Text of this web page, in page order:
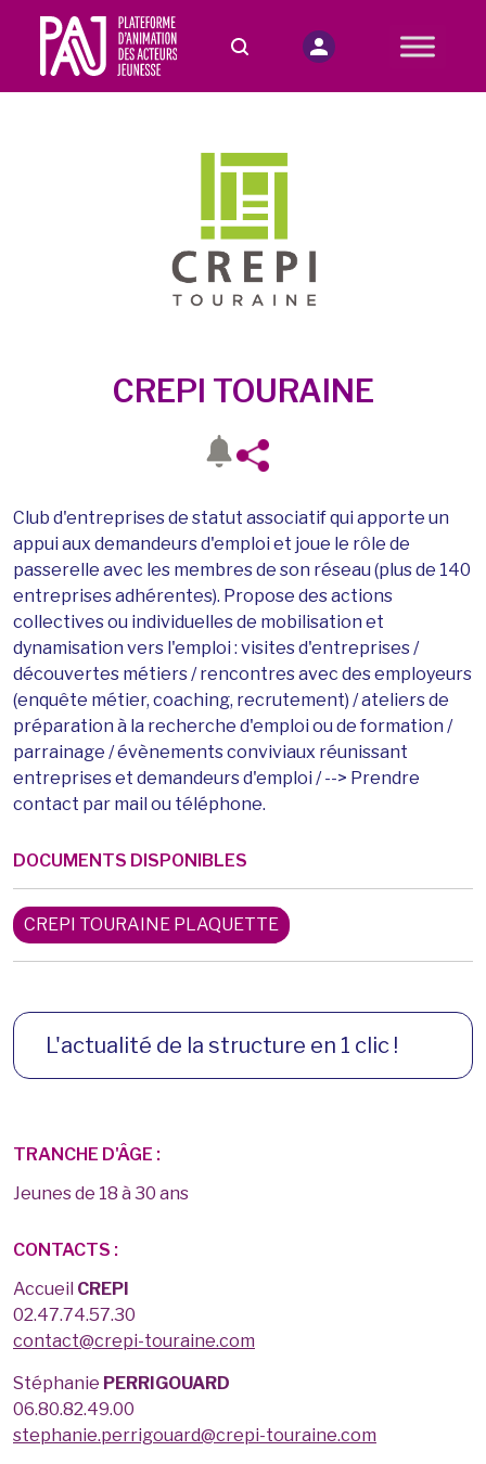
CREPI TOURAINE
Club d'entreprises de statut associatif qui apporte un
appui aux demandeurs d'emploi et joue le rôle de
passerelle avec les membres de son réseau (plus de 140
entreprises adhérentes). Propose des actions
collectives ou individuelles de mobilisation et
dynamisation vers l'emploi : visites d'entreprises /
découvertes métiers / rencontres avec des employeurs
(enquête métier, coaching, recrutement) / ateliers de
préparation à la recherche d'emploi ou de formation /
parrainage / évènements conviviaux réunissant
entreprises et demandeurs d'emploi / --> Prendre
contact par mail ou téléphone.
DOCUMENTS DISPONIBLES
CREPI TOURAINE PLAQUETTE
L'actualité de la structure en 1 clic !
TRANCHE D'ÂGE :
Jeunes de 18 à 30 ans
CONTACTS :
Accueil CREPI
02.47.74.57.30
contact@crepi-touraine.com
Stéphanie PERRIGOUARD
06.80.82.49.00
stephanie.perrigouard@crepi-touraine.com